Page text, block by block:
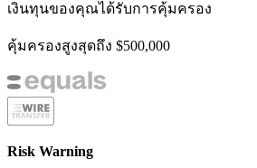
เงินทุนของคุณได้รับการคุ้มครอง
คุ้มครองสูงสุดถึง $500,000
Risk Warning